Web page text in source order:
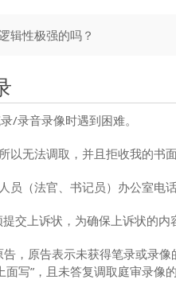
辑性极强的吗？
/录音录像时遇到困难。
无法调取，并且拒收我的书
（法官、书记员）办公室电话
交上诉状，为确保上诉状的内
，原告表示未获得笔录或录
写”，且未答复调取庭审录像的